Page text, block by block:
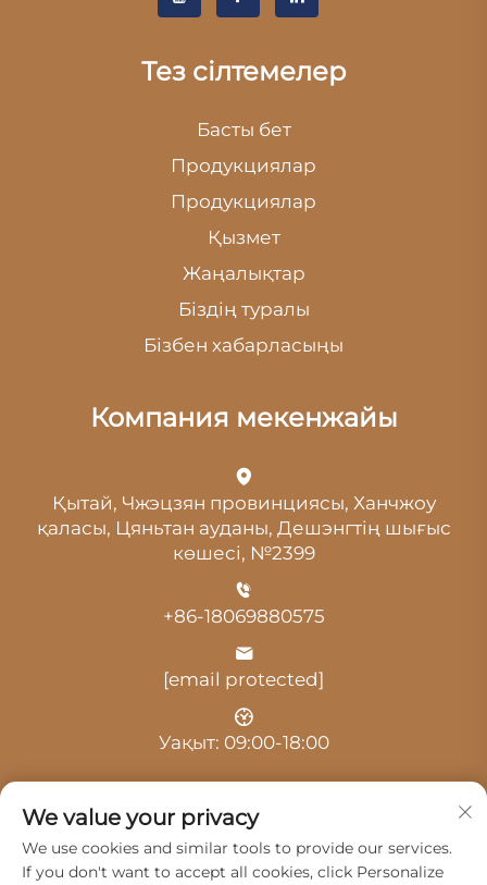
Тез сілтемелер
Басты бет
Продукциялар
Продукциялар
Қызмет
Жаңалықтар
Біздің туралы
Бізбен хабарласыңы
Компания мекенжайы
Қытай, Чжэцзян провинциясы, Ханчжоу
қаласы, Цяньтан ауданы, Дешэнгтің шығыс
көшесі, №2399
+86-18069880575
[email protected]
Уақыт: 09:00-18:00
We value your privacy
We use cookies and similar tools to provide our services.
If you don't want to accept all cookies, click Personalize